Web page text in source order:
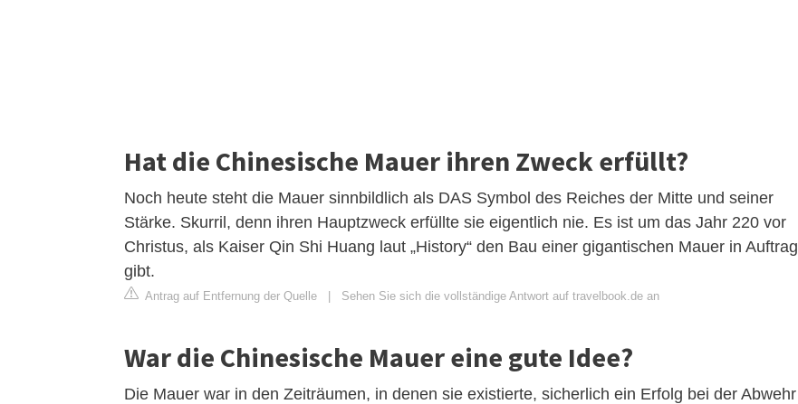
Hat die Chinesische Mauer ihren Zweck erfüllt?
Noch heute steht die Mauer sinnbildlich als DAS Symbol des Reiches der Mitte und seiner
Stärke. Skurril, denn ihren Hauptzweck erfüllte sie eigentlich nie. Es ist um das Jahr 220 vor
Christus, als Kaiser Qin Shi Huang laut „History“ den Bau einer gigantischen Mauer in Auftrag
gibt.
Antrag auf Entfernung der Quelle Sehen Sie sich die vollständige Antwort auf travelbook.de an
War die Chinesische Mauer eine gute Idee?
Die Mauer war in den Zeiträumen, in denen sie existierte, sicherlich ein Erfolg bei der Abwehr